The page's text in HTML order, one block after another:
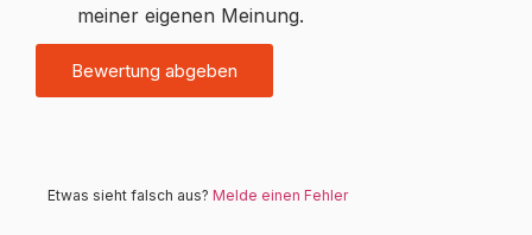
meiner eigenen Meinung.
Bewertung abgeben
Etwas sieht falsch aus? Melde einen Fehler